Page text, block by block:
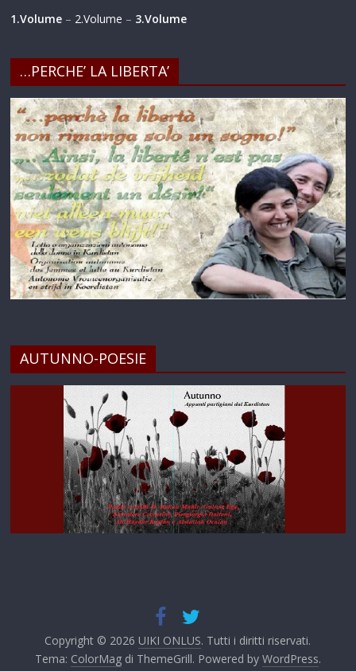
1.Volume – 2.Volume – 3.Volume
…PERCHE’ LA LIBERTA’
AUTUNNO-POESIE
Copyright © 2026 UIKI ONLUS. Tutti i diritti riservati.
Tema: ColorMagdi ThemeGrill. Powered by WordPress.